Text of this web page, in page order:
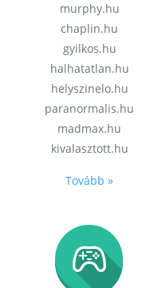
murphy.hu
chaplin.hu
gyilkos.hu
halhatatlan.hu
helyszinelo.hu
paranormalis.hu
madmax.hu
kivalasztott.hu
Tovább »